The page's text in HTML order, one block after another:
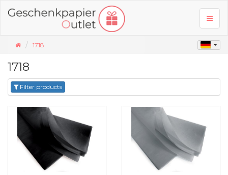
1718
1718
Filter products